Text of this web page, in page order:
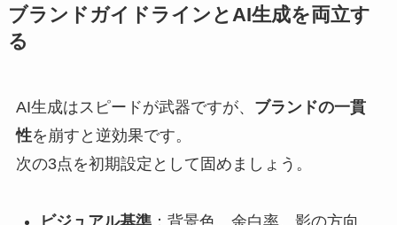
ブランドガイドラインとAI生成を両立す
る
AI生成はスピードが武器ですが、 ブランドの一貫
性を崩すと逆効果です。
次の3点を初期設定として固めましょう。
ビジュアル基準：背景色、余白率、影の方向、